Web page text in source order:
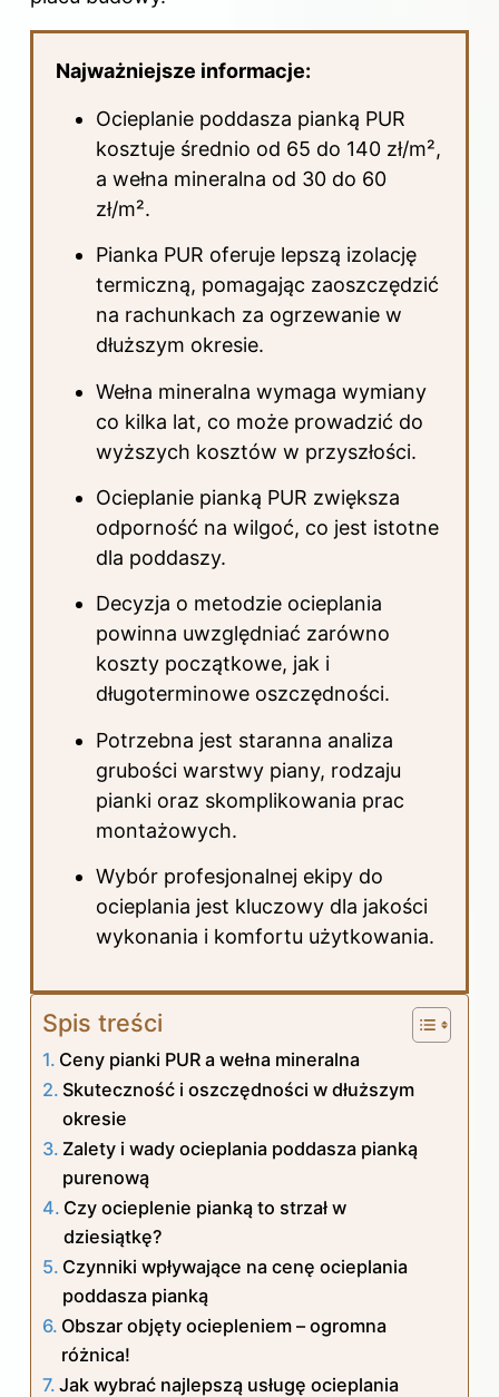
Najważniejsze informacje:
Ocieplanie poddasza pianką PUR
kosztuje średnio od 65 do 140 zł/m²,
a wełna mineralna od 30 do 60
zł/m².
Pianka PUR oferuje lepszą izolację
termiczną, pomagając zaoszczędzić
na rachunkach za ogrzewanie w
dłuższym okresie.
Wełna mineralna wymaga wymiany
co kilka lat, co może prowadzić do
wyższych kosztów w przyszłości.
Ocieplanie pianką PUR zwiększa
odporność na wilgoć, co jest istotne
dla poddaszy.
Decyzja o metodzie ocieplania
powinna uwzględniać zarówno
koszty początkowe, jak i
długoterminowe oszczędności.
Potrzebna jest staranna analiza
grubości warstwy piany, rodzaju
pianki oraz skomplikowania prac
montażowych.
Wybór profesjonalnej ekipy do
ocieplania jest kluczowy dla jakości
wykonania i komfortu użytkowania.
Spis treści
Ceny pianki PUR a wełna mineralna
Skuteczność i oszczędności w dłuższym
okresie
Zalety i wady ocieplania poddasza pianką
purenową
Czy ocieplenie pianką to strzał w
dziesiątkę?
Czynniki wpływające na cenę ocieplania
poddasza pianką
Obszar objęty ociepleniem – ogromna
różnica!
Jak wybrać najlepszą usługę ocieplania